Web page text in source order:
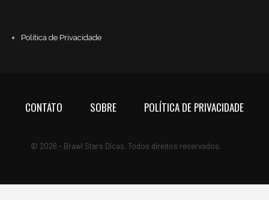
Política de Privacidade
CONTATO SOBRE POLÍTICA DE PRIVACIDADE
© 2026 - Brawl Stars Dicas. Todos direitos reservados.